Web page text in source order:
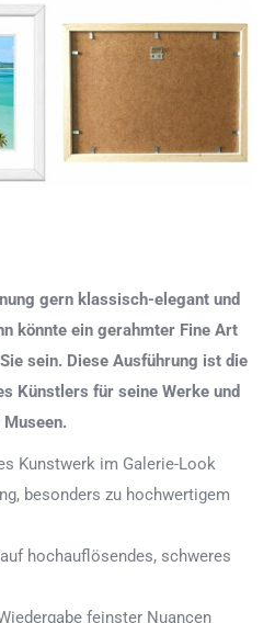
gern klassisch-elegant und
könnte ein gerahmter Fine Art
sein. Diese Ausführung ist die
Künstlers für seine Werke und
Kunstwerk im Galerie-Look
besonders zu hochwertigem
hochauflösendes, schweres
feinster Nuancen